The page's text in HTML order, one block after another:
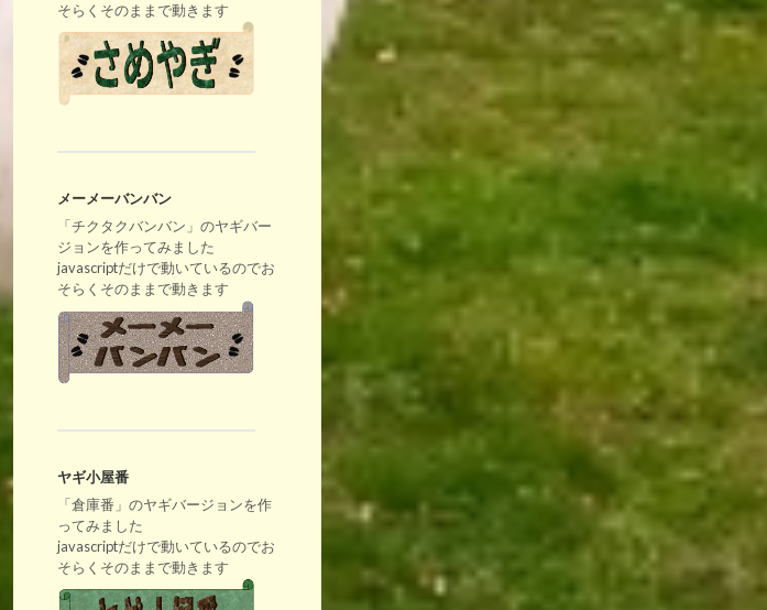
そらくそのままで動きます
メーメーバンバン
「チクタクバンバン」のヤギバー
ジョンを作ってみました
javascriptだけで動いているのでお
そらくそのままで動きます
ヤギ小屋番
「倉庫番」のヤギバージョンを作
ってみました
javascriptだけで動いているのでお
そらくそのままで動きます